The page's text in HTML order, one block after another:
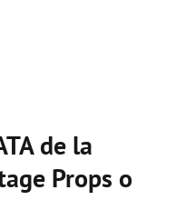
de la
Props o